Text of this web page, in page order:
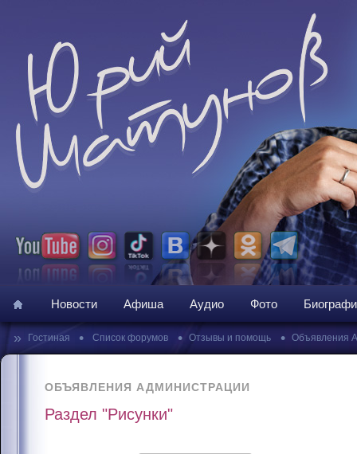
Новости Афиша Аудио Фото
» Гостиная • Список форумов • Отзывы и помощь • Объявления
ОБЪЯВЛЕНИЯ АДМИНИСТРАЦИИ
Раздел "Рисунки"